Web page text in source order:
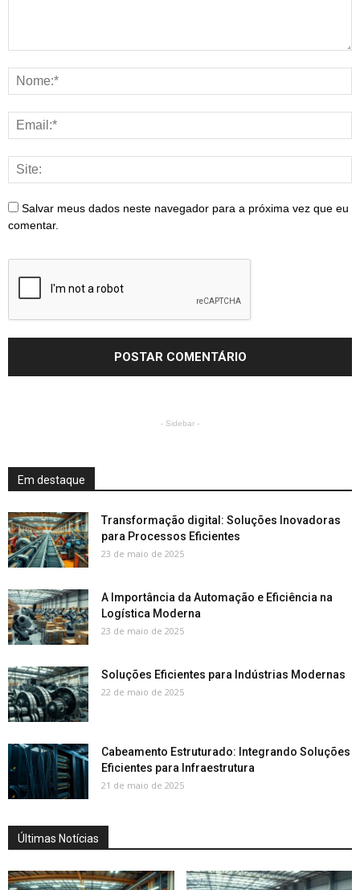
Salvar meus dados neste navegador para a próxima vez que eu
comentar.
- Sidebar -
Em destaque
Transformação digital: Soluções Inovadoras
para Processos Eficientes
23 de maio de 2025
A Importância da Automação e Eficiência na
Logística Moderna
23 de maio de 2025
Soluções Eficientes para Indústrias Modernas
22 de maio de 2025
Cabeamento Estruturado: Integrando Soluções
Eficientes para Infraestrutura
21 de maio de 2025
Últimas Notícias